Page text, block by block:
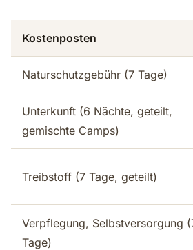
Kostenposten
Naturschutzgebühr (7 Tage)
Unterkunft (6 Nächte, geteilt,
gemischte Camps)
Treibstoff (7 Tage, geteilt)
Verpflegung, Selbstversorgung
Tage)